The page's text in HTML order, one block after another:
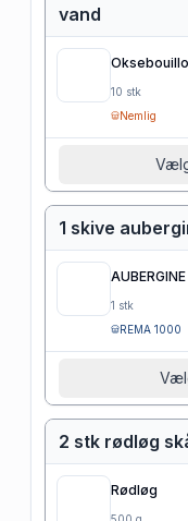
vand
10 stk
Nemlig
1 skive
AUBERGINE
1 stk
REMA 1000
2 stk rødløg
Rødløg